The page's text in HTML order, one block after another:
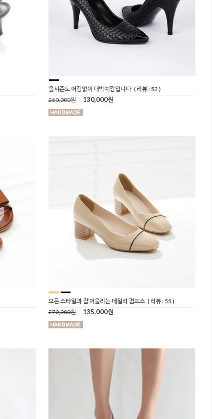
올시즌도 어김없이 대박예감입니다 ( 리뷰 : 53 )
260,000원
130,000원
모든 스타일과 잘 어울리는 데일리 펌프스 ( 리뷰 : 55 )
270,000원
135,000원